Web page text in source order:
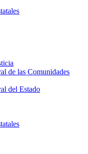
de las Comunidades
del Estado